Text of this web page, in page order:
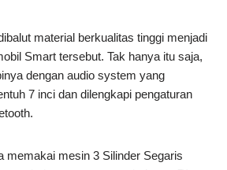
material berkualitas tinggi menjadi
Smart tersebut. Tak hanya itu saja,
dengan audio system yang
7 inci dan dilengkapi pengaturan
memakai mesin 3 Silinder Segaris